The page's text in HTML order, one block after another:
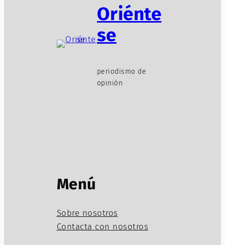
Oriénte
se
periodismo de
opinión
Menú
Sobre nosotros
Contacta con nosotros